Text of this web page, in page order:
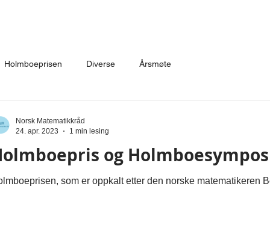
Holmboeprisen Diverse Årsmøte
og
som er oppkalt etter den norske matematikeren
Norsk Matematikkråd
24. apr. 2023
1 min lesing